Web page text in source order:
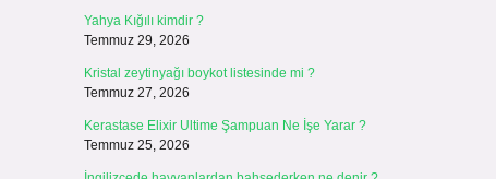
Yahya Kığılı kimdir ?
Temmuz 29, 2026
Kristal zeytinyağı boykot listesinde mi ?
Temmuz 27, 2026
Kerastase Elixir Ultime Şampuan Ne İşe Yarar ?
Temmuz 25, 2026